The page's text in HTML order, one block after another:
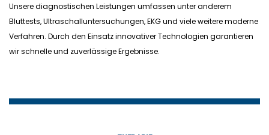
Unsere diagnostischen Leistungen umfassen unter anderem
Bluttests, Ultraschalluntersuchungen, EKG und viele weitere moderne
Verfahren. Durch den Einsatz innovativer Technologien garantieren
wir schnelle und zuverlässige Ergebnisse.